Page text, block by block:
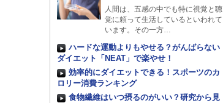
人間は、五感の中でも特に視覚と聴
覚に頼って生活しているといわれて
います。その一方…
ハードな運動よりもやせる？がんばらない
ダイエット「NEAT」で楽やせ！
効率的にダイエットできる！スポーツのカ
ロリー消費ランキング
食物繊維はいつ摂るのがいい？研究から見